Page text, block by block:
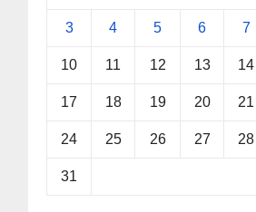
3 4 5 6 7
10 11 12 13 14
17 18 19 20 21
24 25 26 27 28
31